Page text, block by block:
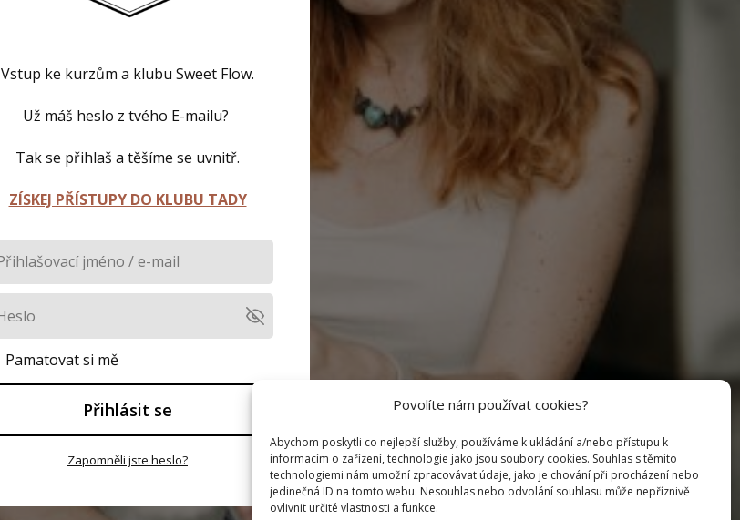
Povolíte nám používat cookies?
Abychom poskytli co nejlepší služby, používáme k ukládání a/nebo přístupu k
informacím o zařízení, technologie jako jsou soubory cookies. Souhlas s těmito
technologiemi nám umožní zpracovávat údaje, jako je chování při procházení nebo
jedinečná ID na tomto webu. Nesouhlas nebo odvolání souhlasu může nepříznivě
ovlivnit určité vlastnosti a funkce.
Vstup ke kurzům a klubu Sweet Flow.
Už máš heslo z tvého E-mailu?
Tak se přihlaš a těšíme se uvnitř.
ZÍSKEJ PŘÍSTUPY DO KLUBU TADY
Pamatovat si mě
Přihlásit se
Zapomněli jste heslo?